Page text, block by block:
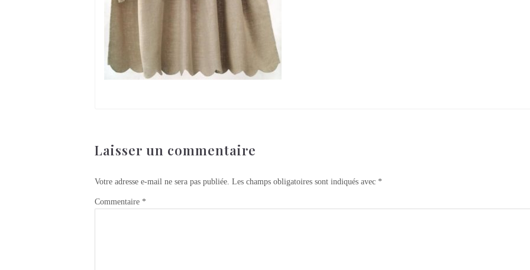
Laisser un commentaire
Votre adresse e-mail ne sera pas publiée. Les champs obligatoires sont indiqués avec *
Commentaire *